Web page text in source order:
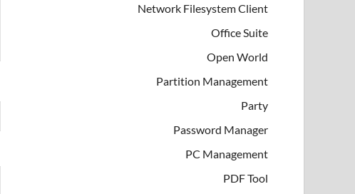
Network Filesystem Client
Office Suite
Open World
Partition Management
Party
Password Manager
PC Management
PDF Tool